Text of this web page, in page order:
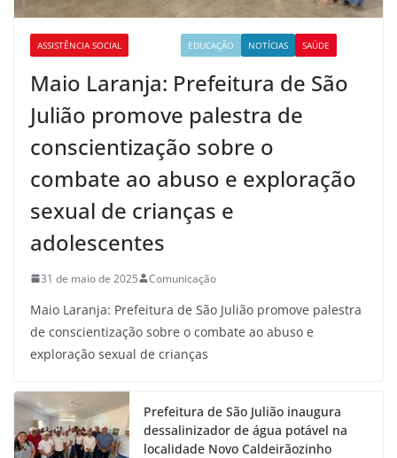
ASSISTÊNCIA SOCIAL EDUCAÇÃO NOTÍCIAS SAÚDE
Maio Laranja: Prefeitura de São
Julião promove palestra de
conscientização sobre o
combate ao abuso e exploração
sexual de crianças e
adolescentes
31 de maio de 2025 Comunicação
Maio Laranja: Prefeitura de São Julião promove palestra
de conscientização sobre o combate ao abuso e
exploração sexual de crianças
Prefeitura de São Julião inaugura
dessalinizador de água potável na
localidade Novo Caldeirãozinho